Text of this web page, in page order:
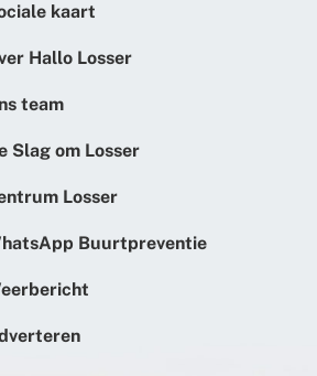
kaart
Hallo Losser
team
Slag om Losser
Losser
Buurtpreventie